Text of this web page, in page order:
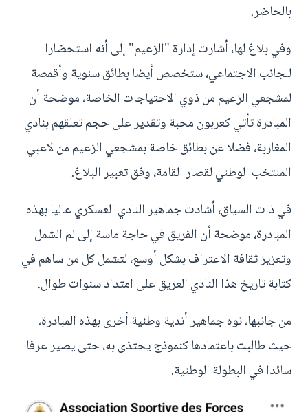
بالحاضر.
وفي بلاغ لها، أشارت إدارة "الزعيم" إلى أنه استحضارا
للجانب الاجتماعي، ستخصص أيضا بطائق سنوية وأقمصة
لمشجعي الزعيم من ذوي الاحتياجات الخاصة، موضحة أن
المبادرة تأتي كعربون محبة وتقدير على حجم تعلقهم بنادي
المغاربة، فضلا عن بطائق خاصة بمشجعي الزعيم من لاعبي
المنتخب الوطني لقصار القامة، وفق تعبير البلاغ.
في ذات السياق، أشادت جماهير النادي العسكري عاليا بهذه
المبادرة، موضحة أن الفريق في حاجة ماسة إلى لم الشمل
وتعزيز ثقافة الاعتراف بشكل أوسع، لتشمل كل من ساهم في
كتابة تاريخ هذا النادي العريق على امتداد سنوات طوال.
من جانبها، نوه جماهير أندية وطنية أخرى بهذه المبادرة،
حيث طالبت باعتمادها كنموذج يحتذى به، حتى يصير عرفا
سائدا في البطولة الوطنية.